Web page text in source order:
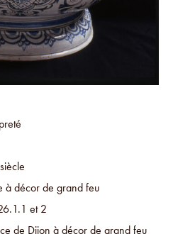
à décor de grand feu
et 2
de Dijon à décor de grand feu